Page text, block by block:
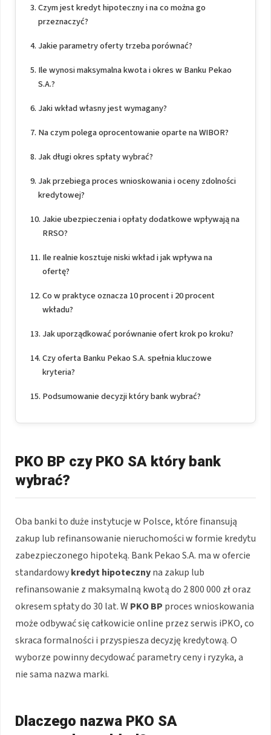
Czym jest kredyt hipoteczny i na co można go
przeznaczyć?
Jakie parametry oferty trzeba porównać?
Ile wynosi maksymalna kwota i okres w Banku Pekao
S.A.?
Jaki wkład własny jest wymagany?
Na czym polega oprocentowanie oparte na WIBOR?
Jak długi okres spłaty wybrać?
Jak przebiega proces wnioskowania i oceny zdolności
kredytowej?
Jakie ubezpieczenia i opłaty dodatkowe wpływają na
RRSO?
Ile realnie kosztuje niski wkład i jak wpływa na
ofertę?
Co w praktyce oznacza 10 procent i 20 procent
wkładu?
Jak uporządkować porównanie ofert krok po kroku?
Czy oferta Banku Pekao S.A. spełnia kluczowe
kryteria?
Podsumowanie decyzji który bank wybrać?
PKO BP czy PKO SA który bank
wybrać?
Oba banki to duże instytucje w Polsce, które finansują
zakup lub refinansowanie nieruchomości w formie kredytu
zabezpieczonego hipoteką. Bank Pekao S.A. ma w ofercie
standardowykredyt hipotecznyna zakup lub
refinansowanie z maksymalną kwotą do 2 800 000 zł oraz
okresem spłaty do 30 lat. W PKO BP proces wnioskowania
może odbywać się całkowicie online przez serwis iPKO, co
skraca formalności i przyspiesza decyzję kredytową. O
wyborze powinny decydować parametry ceny i ryzyka, a
nie sama nazwa marki.
Dlaczego nazwa PKO SA